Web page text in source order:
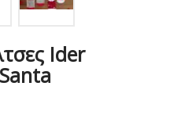
Ider